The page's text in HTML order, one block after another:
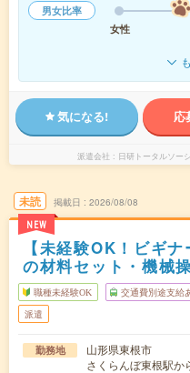
男女比率
女性
気になる! 応
派遣会社 日研トータルソー
未読
NEW
掲載日 2026/08/08
【未経験OK！ビギ
の材料セット・機械
職種未経験OK 交通費別途支給
派遣
勤務地
山形県東根市
さくらんぼ東根駅か